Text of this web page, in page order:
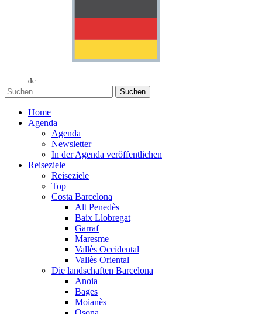
de
Suchen
Home
Agenda
Agenda
Newsletter
In der Agenda veröffentlichen
Reiseziele
Reiseziele
Top
Costa Barcelona
Alt Penedès
Baix Llobregat
Garraf
Maresme
Vallès Occidental
Vallès Oriental
Die landschaften Barcelona
Anoia
Bages
Moianès